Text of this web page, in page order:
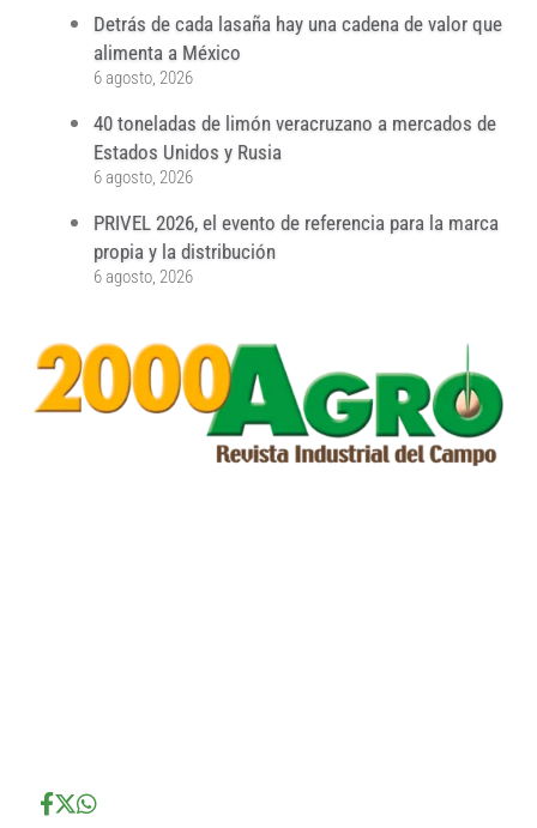
Detrás de cada lasaña hay una cadena de valor que
alimenta a México
6 agosto, 2026
40 toneladas de limón veracruzano a mercados de
Estados Unidos y Rusia
6 agosto, 2026
PRIVEL 2026, el evento de referencia para la marca
propia y la distribución
6 agosto, 2026